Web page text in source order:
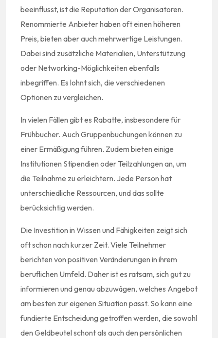
beeinflusst, ist die Reputation der Organisatoren.
Renommierte Anbieter haben oft einen höheren
Preis, bieten aber auch mehrwertige Leistungen.
Dabei sind zusätzliche Materialien, Unterstützung
oder Networking-Möglichkeiten ebenfalls
inbegriffen. Es lohnt sich, die verschiedenen
Optionen zu vergleichen.
In vielen Fällen gibt es Rabatte, insbesondere für
Frühbucher. Auch Gruppenbuchungen können zu
einer Ermäßigung führen. Zudem bieten einige
Institutionen Stipendien oder Teilzahlungen an, um
die Teilnahme zu erleichtern. Jede Person hat
unterschiedliche Ressourcen, und das sollte
berücksichtig werden.
Die Investition in Wissen und Fähigkeiten zeigt sich
oft schon nach kurzer Zeit. Viele Teilnehmer
berichten von positiven Veränderungen in ihrem
beruflichen Umfeld. Daher ist es ratsam, sich gut zu
informieren und genau abzuwägen, welches Angebot
am besten zur eigenen Situation passt. So kann eine
fundierte Entscheidung getroffen werden, die sowohl
den Geldbeutel schont als auch den persönlichen